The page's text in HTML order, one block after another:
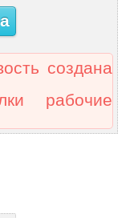
создана
рабочие